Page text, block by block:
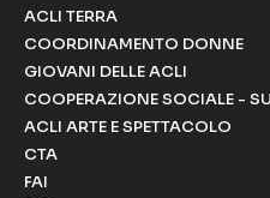
ACLI TERRA
COORDINAMENTO DONNE
GIOVANI DELLE ACLI
COOPERAZIONE SOCIALE -
ACLI ARTE E SPETTACOLO
CTA
FAI